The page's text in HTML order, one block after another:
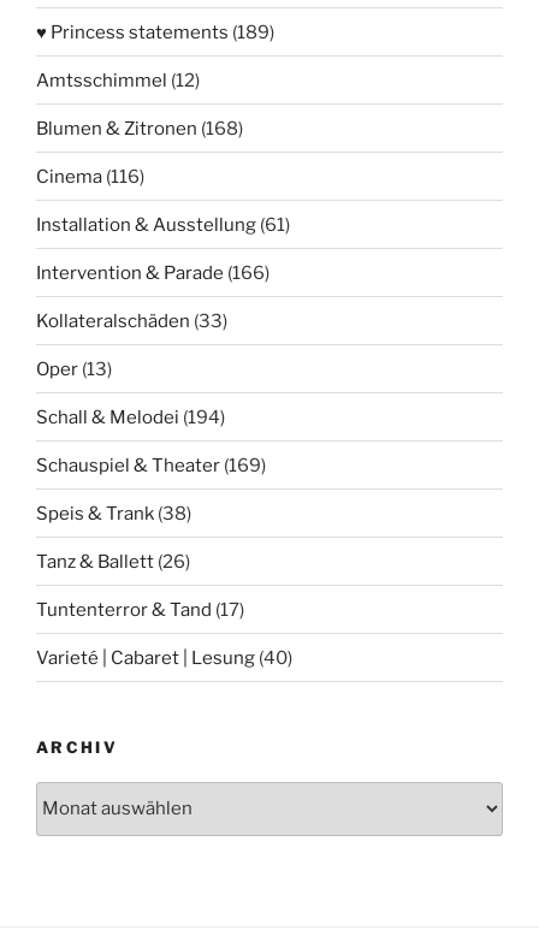
♥ Princess statements (189)
Amtsschimmel (12)
Blumen & Zitronen (168)
Cinema (116)
Installation & Ausstellung (61)
Intervention & Parade (166)
Kollateralschäden (33)
Oper (13)
Schall & Melodei (194)
Schauspiel & Theater (169)
Speis & Trank (38)
Tanz & Ballett (26)
Tuntenterror & Tand (17)
Varieté | Cabaret | Lesung (40)
ARCHIV